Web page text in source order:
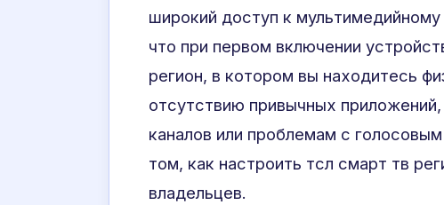
широкий доступ к
что при первом включении
регион, в котором вы находитесь
отсутствию привычных
каналов или проблемам с
том, как настроить тсл смарт тв
владельцев.